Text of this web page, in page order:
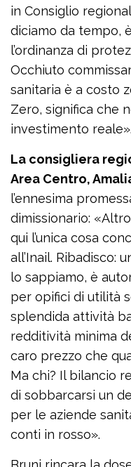
in Consiglio
diciamo da tempo,
l’ordinanza di
Occhiuto
sanitaria è a costo
Zero, significa che
investimento reale».
La consigliera
Area Centro,
l’ennesima
dimissionario:
qui l’unica cosa
all’Inail. Ribadisco:
lo sappiamo, è
per opifici di utilità
splendida attività
redditività minima
caro prezzo che
Ma chi? Il bilancio
di sobbarcarsi un
per le aziende
conti in rosso».